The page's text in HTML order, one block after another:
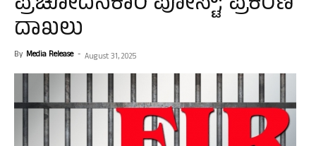
ದಾಖಲು
By Media Release - August 31, 2025